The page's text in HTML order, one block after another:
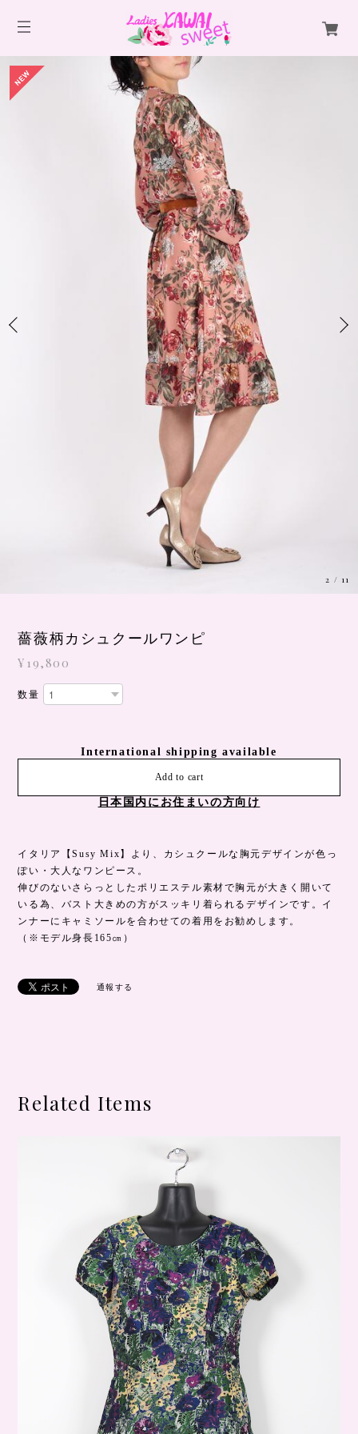
3 / 11
薔薇柄カシュクールワンピ
¥19,800
数量
International shipping available
Add to cart
日本国内にお住まいの方向け
イタリア【Susy Mix】より、カシュクールな胸元デザインが色っ
ぽい・大人なワンピース。
伸びのないさらっとしたポリエステル素材で胸元が大きく開いて
いる為、バスト大きめの方がスッキリ着られるデザインです。イ
ンナーにキャミソールを合わせての着用をお勧めします。
（※モデル身長165㎝）
通報する
Related Items